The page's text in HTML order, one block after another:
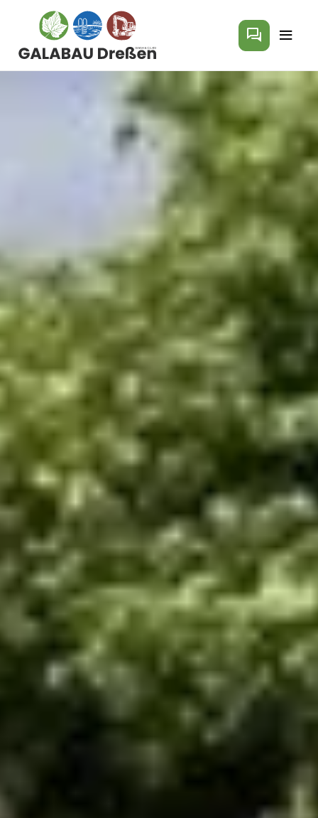
Direkt zum Inhalt wechseln